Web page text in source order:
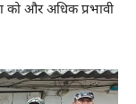
को और अधिक प्रभावी